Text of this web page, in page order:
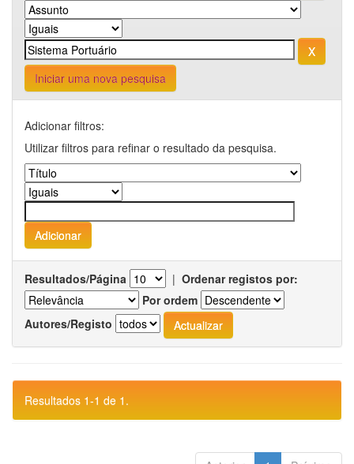
Iniciar uma nova pesquisa
Adicionar filtros:
Utilizar filtros para refinar o resultado da pesquisa.
Resultados/Página | Ordenar registos por:
Por ordem
Autores/Registo
Resultados 1-1 de 1.